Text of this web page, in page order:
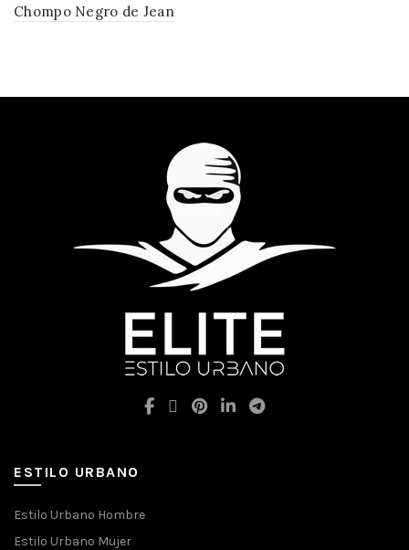
Chompo Negro de Jean
ESTILO URBANO
Estilo Urbano Hombre
Estilo Urbano Mujer